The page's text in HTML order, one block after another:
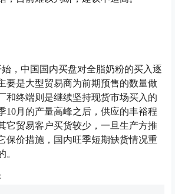
中国国内买盘对全脂奶粉的买入逐
要是大型贸易商为前期预售的数量做
和终端则是继续坚持现货市场买入的
10月的产量高峰之后，供应的丰裕程
它贸易客户买货较少，一旦生产方推
保价措施，国内旺季短期缺货情况重
。